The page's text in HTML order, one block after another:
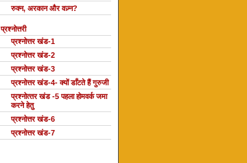
रुक्न, अरकान और वज़्न?
प्रश्नोत्तरी
प्रश्नोत्तर खंड-1
प्रश्नोत्तर खंड-2
प्रश्नोत्तर खंड-3
प्रश्नोत्तर खंड-4- क्यों डाँटते हैं गुरुजी
प्रश्‍नोत्‍तर खंड -5 पहला होमवर्क जमा
करने हेतु
प्रश्नोत्तर खंड-6
प्रश्नोत्तर खंड-7